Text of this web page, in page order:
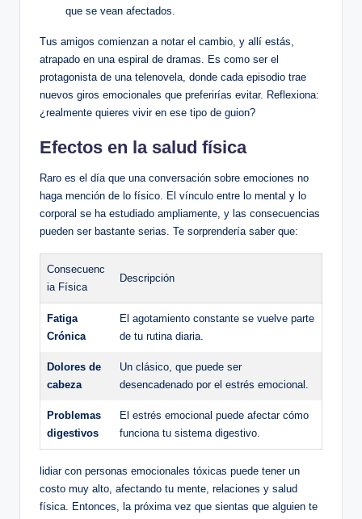
que se⁤ vean afectados.
Tus​ amigos comienzan a notar el cambio, y allí estás,
atrapado en una espiral ⁢de dramas. Es como ser el
protagonista de una telenovela, donde cada⁤ episodio trae
nuevos giros emocionales que ⁣preferirías evitar. Reflexiona:
¿realmente⁤ quieres vivir en ese tipo de guion?
Efectos en la salud física
Raro es el día⁢ que una conversación sobre​ emociones no
haga mención de lo físico. El vínculo⁣ entre lo ⁣mental y lo
corporal se ha estudiado ampliamente, y ​las consecuencias
pueden ser ⁤bastante​ serias. Te sorprendería saber que:
Consecuenc
ia Física
Descripción
Fatiga
⁣Crónica
El agotamiento constante se vuelve parte
de‍ tu rutina diaria.
Dolores⁣ de
cabeza
Un clásico, que⁢ puede ser‌
desencadenado por el estrés ‍emocional.
Problemas‌
digestivos
El estrés emocional puede afectar cómo
funciona tu sistema digestivo.
lidiar con personas emocionales tóxicas ⁣puede tener un
costo muy alto, afectando tu ​mente, relaciones y⁣ salud
física.‌ Entonces, la próxima vez que sientas que alguien te